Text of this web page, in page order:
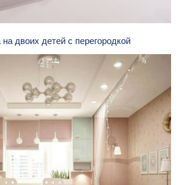
двоих детей с перегородкой